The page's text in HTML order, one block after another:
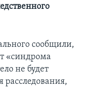
сообщили,
«синдрома
не будет
расследования,